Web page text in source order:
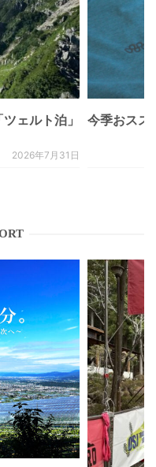
ェルト泊」
2026年7月31日
今季おスス